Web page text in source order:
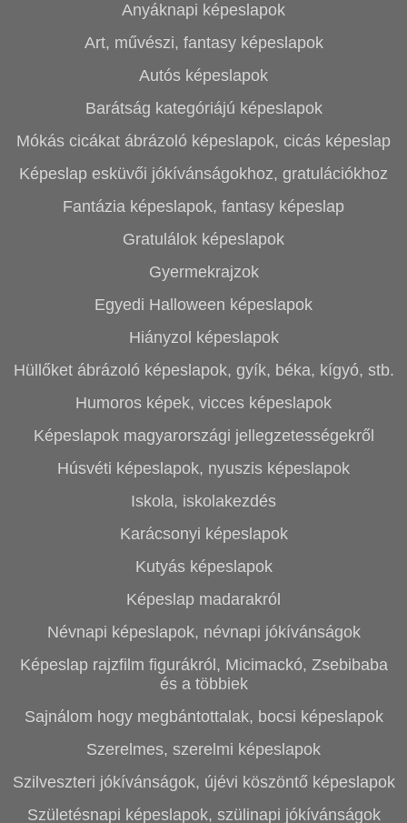
Anyáknapi képeslapok
Art, művészi, fantasy képeslapok
Autós képeslapok
Barátság kategóriájú képeslapok
Mókás cicákat ábrázoló képeslapok, cicás képeslap
Képeslap esküvői jókívánságokhoz, gratulációkhoz
Fantázia képeslapok, fantasy képeslap
Gratulálok képeslapok
Gyermekrajzok
Egyedi Halloween képeslapok
Hiányzol képeslapok
Hüllőket ábrázoló képeslapok, gyík, béka, kígyó, stb.
Humoros képek, vicces képeslapok
Képeslapok magyarországi jellegzetességekről
Húsvéti képeslapok, nyuszis képeslapok
Iskola, iskolakezdés
Karácsonyi képeslapok
Kutyás képeslapok
Képeslap madarakról
Névnapi képeslapok, névnapi jókívánságok
Képeslap rajzfilm figurákról, Micimackó, Zsebibaba
és a többiek
Sajnálom hogy megbántottalak, bocsi képeslapok
Szerelmes, szerelmi képeslapok
Szilveszteri jókívánságok, újévi köszöntő képeslapok
Születésnapi képeslapok, szülinapi jókívánságok